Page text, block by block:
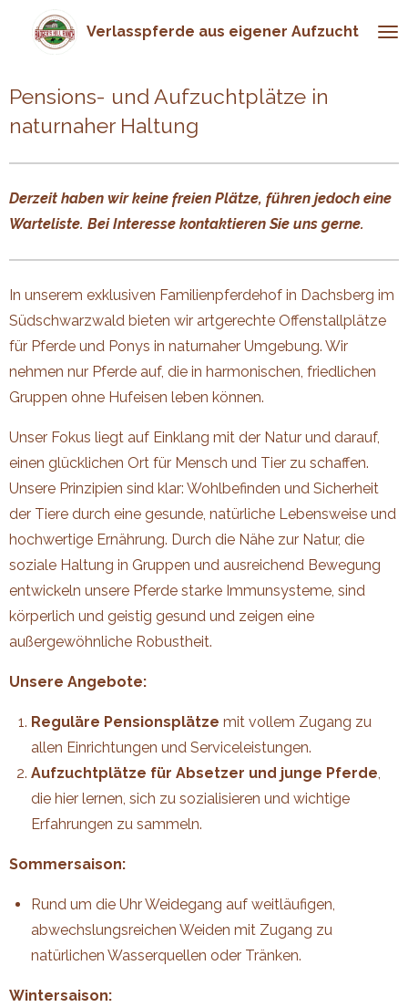
Hauptinhalt
Verlasspferde aus eigener Aufzucht
Pensions- und Aufzuchtplätze in
naturnaher Haltung
Derzeit haben wir keine freien Plätze, führen jedoch eine
Warteliste. Bei Interesse kontaktieren Sie uns gerne.
In unserem exklusiven Familienpferdehof in Dachsberg im
Südschwarzwald bieten wir artgerechte Offenstallplätze
für Pferde und Ponys in naturnaher Umgebung. Wir
nehmen nur Pferde auf, die in harmonischen, friedlichen
Gruppen ohne Hufeisen leben können.
Unser Fokus liegt auf Einklang mit der Natur und darauf,
einen glücklichen Ort für Mensch und Tier zu schaffen.
Unsere Prinzipien sind klar: Wohlbefinden und Sicherheit
der Tiere durch eine gesunde, natürliche Lebensweise und
hochwertige Ernährung. Durch die Nähe zur Natur, die
soziale Haltung in Gruppen und ausreichend Bewegung
entwickeln unsere Pferde starke Immunsysteme, sind
körperlich und geistig gesund und zeigen eine
außergewöhnliche Robustheit.
Unsere Angebote:
Reguläre Pensionsplätze mit vollem Zugang zu
allen Einrichtungen und Serviceleistungen.
Aufzuchtplätze für Absetzer und junge Pferde,
die hier lernen, sich zu sozialisieren und wichtige
Erfahrungen zu sammeln.
Sommersaison:
Rund um die Uhr Weidegang auf weitläufigen,
abwechslungsreichen Weiden mit Zugang zu
natürlichen Wasserquellen oder Tränken.
Wintersaison: